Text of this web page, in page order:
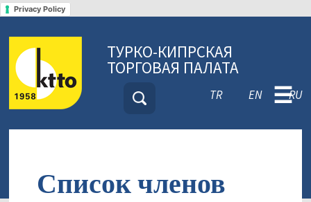
Privacy Policy
ТУРКО-КИПРСКАЯ
ТОРГОВАЯ ПАЛАТА
TR EN RU
☰
Список членов